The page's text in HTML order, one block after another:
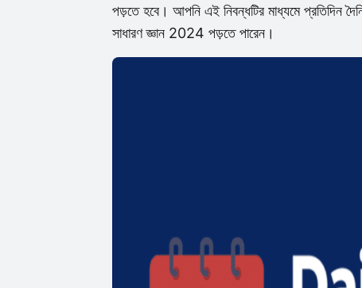
পড়তে হবে। আপনি এই নিবন্ধটির মাধ্যমে প্রতিদিন
সাধারণ জ্ঞান 2024 পড়তে পারেন।